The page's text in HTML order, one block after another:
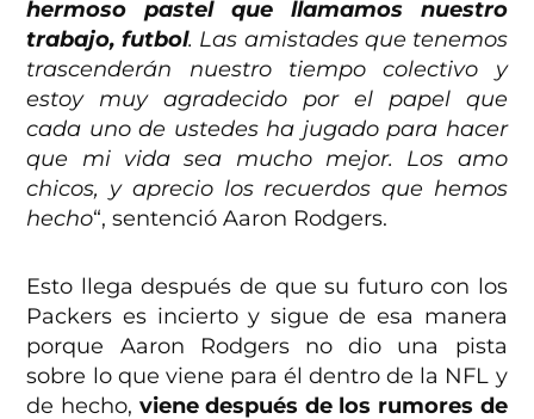
hermoso pastel que llamamos nuestro
trabajo, futbol. Las amistades que tenemos
trascenderán nuestro tiempo colectivo y
estoy muy agradecido por el papel que
cada uno de ustedes ha jugado para hacer
que mi vida sea mucho mejor. Los amo
chicos, y aprecio los recuerdos que hemos
hecho“, sentenció Aaron Rodgers.
Esto llega después de que su futuro con los
Packers es incierto y sigue de esa manera
porque Aaron Rodgers no dio una pista
sobre lo que viene para él dentro de la NFL y
de hecho, viene después de los rumores de